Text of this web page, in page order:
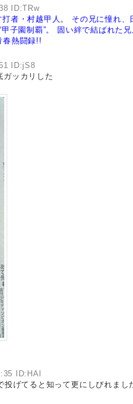
ID:TRw
者・村越甲人。
その兄に憧れ、
子園制覇”。 固い絆で結ばれた
春熱闘録!!
ID:jS8
ガッカリした
ID:HAl
投げてると知って更にしびれま